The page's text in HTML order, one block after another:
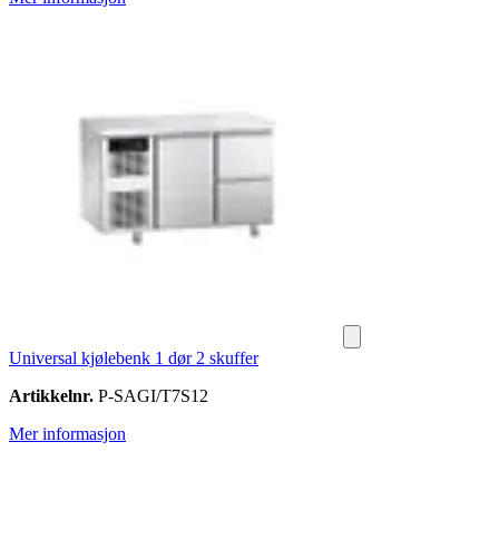
Universal kjølebenk 1 dør 2 skuffer
Artikkelnr. P-SAGI/T7S12
Mer informasjon